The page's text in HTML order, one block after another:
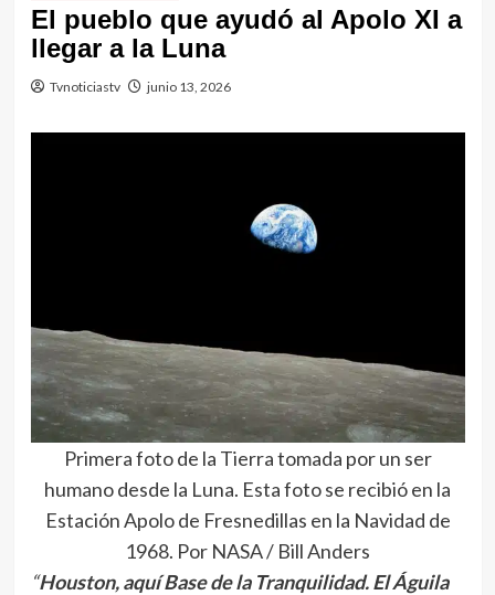
El pueblo que ayudó al Apolo XI a
llegar a la Luna
Tvnoticiastv junio 13, 2026
Primera foto de la Tierra tomada por un ser
humano desde la Luna. Esta foto se recibió en la
Estación Apolo de Fresnedillas en la Navidad de
1968. Por NASA / Bill Anders
“Houston, aquí Base de la Tranquilidad. El Águila